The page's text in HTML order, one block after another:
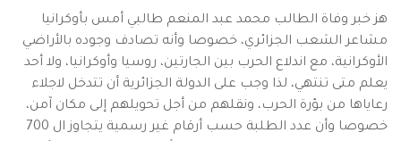
هز خبر وفاة الطالب محمد عبد المنعم طالبي أمس بأوكرانيا
مشاعر الشعب الجزائري، خصوصا وأنه تصادف وجوده بالأراضي
الأوكرانية، مع اندلاع الحرب بين الجارتين، روسيا وأوكرانيا، ولا أحد
يعلم متى تنتهي، لذا وجب على الدولة الجزائرية أن تتدخل لاجلاء
رعاياها من بؤرة الحرب، ونقلهم من أجل تحويلهم إلى مكان آمن،
خصوصا وأن عدد الطلبة حسب أرقام غير رسمية يتجاوز ال 700